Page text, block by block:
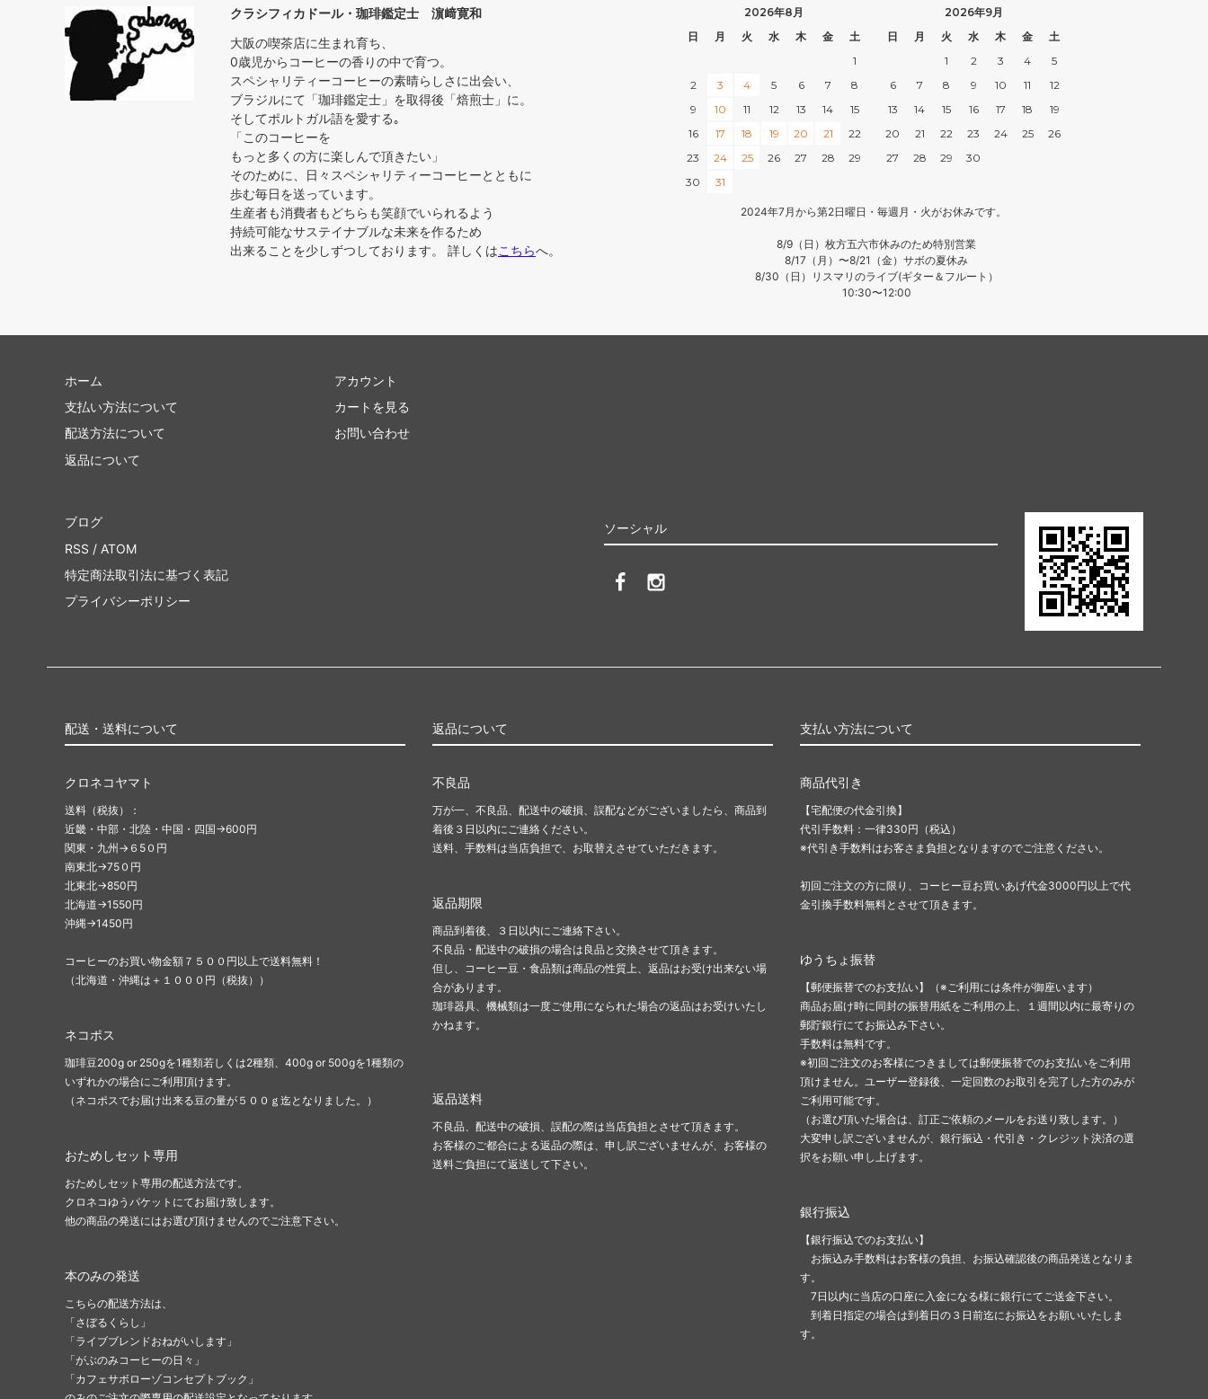
クラシフィカドール・珈琲鑑定士 濵﨑寛和
大阪の喫茶店に生まれ育ち、
0歳児からコーヒーの香りの中で育つ。
スペシャリティーコーヒーの素晴らしさに出会い、
ブラジルにて「珈琲鑑定士」を取得後「焙煎士」に。
そしてポルトガル語を愛する｡
「このコーヒーを
もっと多くの方に楽しんで頂きたい」
そのために、日々スペシャリティーコーヒーとともに
歩む毎日を送っています。
生産者も消費者もどちらも笑顔でいられるよう
持続可能なサステイナブルな未来を作るため
出来ることを少しずつしております。 詳しくはこちらへ。
2026年8月
日
月 火 水 木 金
土
1
2
3 4 5 6 7
8
9
10 11 12 13 14
15
16
17 18 19 20 21
22
23
24 25 26 27 28
29
30
31
2026年9月
日
月 火 水 木 金
土
1
2 3 4
5
6
7 8 9 10 11
12
13
14 15 16 17 18
19
20
21 22 23 24 25
26
27
28 29 30
2024年7月から第2日曜日・毎週月・火がお休みです。
8/9（日）枚方五六市休みのため特別営業
8/17（月）〜8/21（金）サボの夏休み
8/30（日）リスマリのライブ(ギター＆フルート）
10:30〜12:00
ホーム
支払い方法について
配送方法について
返品について
アカウント
カートを見る
お問い合わせ
ソーシャル
ブログ
RSS / ATOM
特定商法取引法に基づく表記
プライバシーポリシー
配送・送料について
クロネコヤマト
送料（税抜）：
近畿・中部・北陸・中国・四国→600円
関東・九州→６5０円
南東北→75０円
北東北→850円
北海道→1550円
沖縄→1450円
コーヒーのお買い物金額７５００円以上で送料無料！
（北海道・沖縄は＋１０００円（税抜））
ネコポス
珈琲豆200g or 250gを1種類若しくは2種類、400g or 500gを1種類の
いずれかの場合にご利用頂けます。
（ネコポスでお届け出来る豆の量が５００ｇ迄となりました。）
おためしセット専用
おためしセット専用の配送方法です。
クロネコゆうパケットにてお届け致します。
他の商品の発送にはお選び頂けませんのでご注意下さい。
本のみの発送
こちらの配送方法は、
「さぼるくらし」
「ライブブレンドおねがいします」
「がぶのみコーヒーの日々」
「カフェサボローゾコンセプトブック」
返品について
不良品
万が一、不良品、配送中の破損、誤配などがございましたら、商品到
着後３日以内にご連絡ください。
送料、手数料は当店負担で、お取替えさせていただきます。
返品期限
商品到着後、３日以内にご連絡下さい。
不良品・配送中の破損の場合は良品と交換させて頂きます。
但し、コーヒー豆・食品類は商品の性質上、返品はお受け出来ない場
合があります。
珈琲器具、機械類は一度ご使用になられた場合の返品はお受けいたし
かねます。
返品送料
不良品、配送中の破損、誤配の際は当店負担とさせて頂きます。
お客様のご都合による返品の際は、申し訳ございませんが、お客様の
送料ご負担にて返送して下さい。
支払い方法について
商品代引き
【宅配便の代金引換】
代引手数料：一律330円（税込）
※代引き手数料はお客さま負担となりますのでご注意ください。
初回ご注文の方に限り、コーヒー豆お買いあげ代金3000円以上で代
金引換手数料無料とさせて頂きます。
ゆうちょ振替
【郵便振替でのお支払い】（※ご利用には条件が御座います）
商品お届け時に同封の振替用紙をご利用の上、１週間以内に最寄りの
郵貯銀行にてお振込み下さい。
手数料は無料です。
※初回ご注文のお客様につきましては郵便振替でのお支払いをご利用
頂けません。ユーザー登録後、一定回数のお取引を完了した方のみが
ご利用可能です。
（お選び頂いた場合は、訂正ご依頼のメールをお送り致します。）
大変申し訳ございませんが、銀行振込・代引き・クレジット決済の選
択をお願い申し上げます。
銀行振込
【銀行振込でのお支払い】
お振込み手数料はお客様の負担、お振込確認後の商品発送となりま
す。
7日以内に当店の口座に入金になる様に銀行にてご送金下さい。
到着日指定の場合は到着日の３日前迄にお振込をお願いいたしま
す。